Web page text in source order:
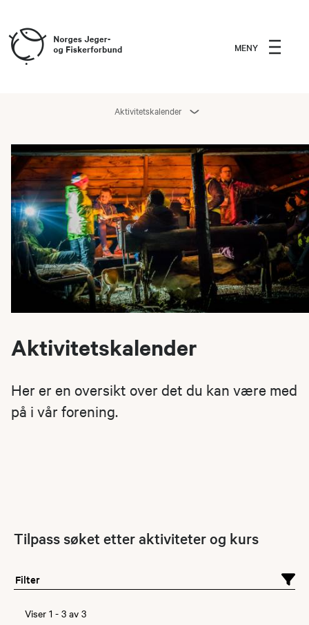
MENY
Aktivitetskalender
Aktivitetskalender
Her er en oversikt over det du kan være med
på i vår forening.
Tilpass søket etter aktiviteter og kurs
Filter
Viser 1 - 3 av 3